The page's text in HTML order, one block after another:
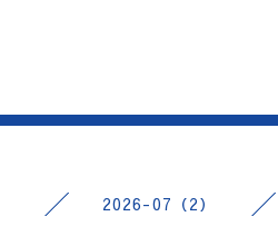
2026-07（2）